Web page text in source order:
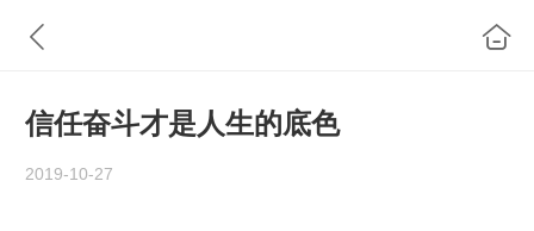
信任奋斗才是人生的底色
2019-10-27